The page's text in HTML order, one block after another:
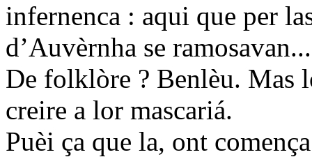
infernenca : aqui que per
d’Auvèrnha se ramosavan...
De folklòre ? Benlèu. Mas
creire a lor mascariá.
Puèi ça que la, ont